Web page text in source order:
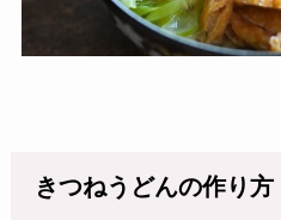
きつねうどんの作り方